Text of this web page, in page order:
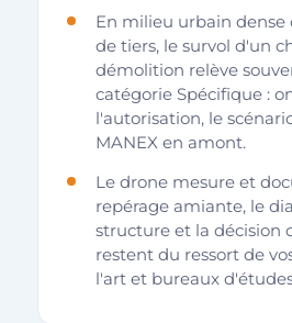
En milieu urbain
de tiers, le survol d'un
démolition relève
catégorie Spécifique :
l'autorisation, le
MANEX en amont.
Le drone mesure et
repérage amiante, le
structure et la décision
restent du ressort de
l'art et bureaux